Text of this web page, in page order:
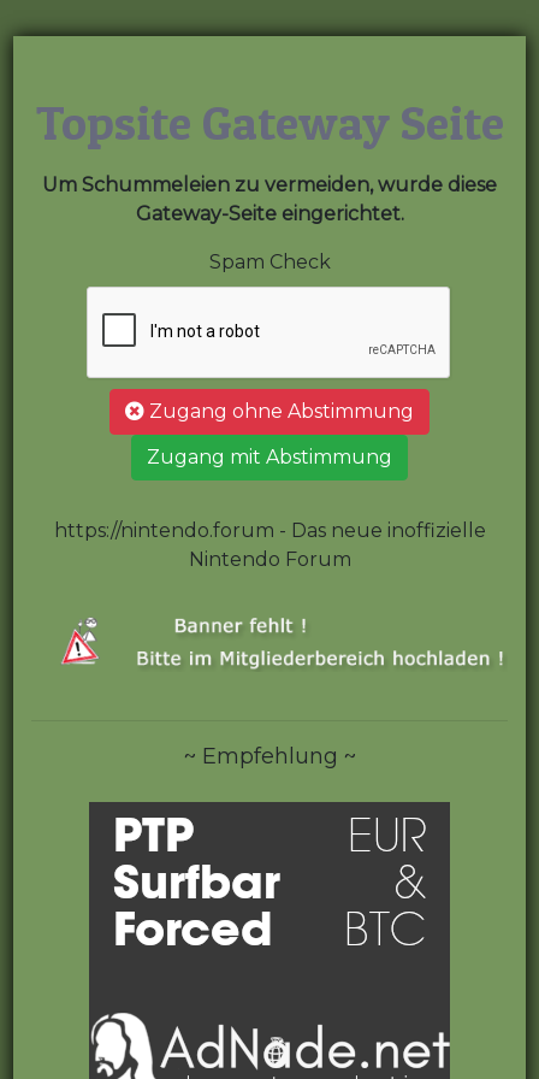
Topsite Gateway Seite
Um Schummeleien zu vermeiden, wurde diese
Gateway-Seite eingerichtet.
Spam Check
Zugang ohne Abstimmung
Zugang mit Abstimmung
https://nintendo.forum - Das neue inoffizielle
Nintendo Forum
~ Empfehlung ~